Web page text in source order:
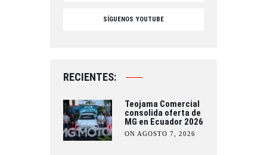
SÍGUENOS YOUTUBE
RECIENTES:
Teojama Comercial
consolida oferta de
MG en Ecuador 2026
ON AGOSTO 7, 2026